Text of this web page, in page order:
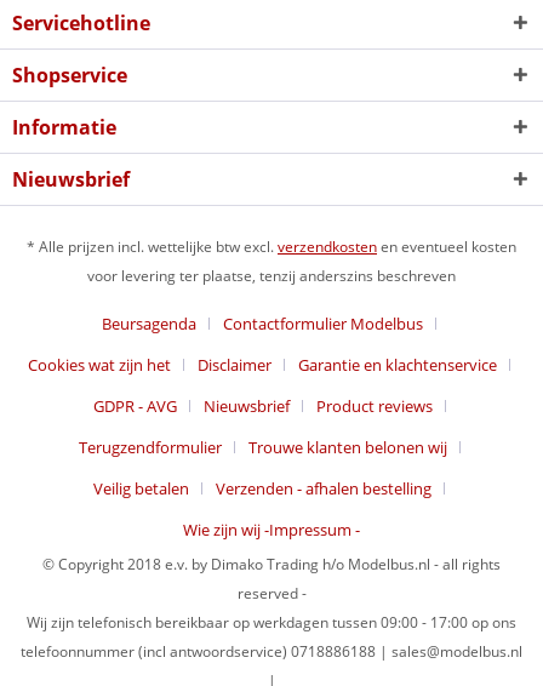
Servicehotline
Shopservice
Informatie
Nieuwsbrief
* Alle prijzen incl. wettelijke btw excl.verzendkostenen eventueel kosten
voor levering ter plaatse, tenzij anderszins beschreven
Beursagenda
Contactformulier Modelbus
Cookies wat zijn het
Disclaimer
Garantie en klachtenservice
GDPR - AVG
Nieuwsbrief
Product reviews
Terugzendformulier
Trouwe klanten belonen wij
Veilig betalen
Verzenden - afhalen bestelling
Wie zijn wij -Impressum -
© Copyright 2018 e.v. by Dimako Trading h/o Modelbus.nl - all rights
reserved -
Wij zijn telefonisch bereikbaar op werkdagen tussen 09:00 - 17:00 op ons
telefoonnummer (incl antwoordservice) 0718886188 | sales@modelbus.nl
|